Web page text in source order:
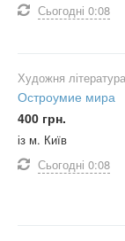
Сьогодні 0:08
Художня література
Остроумие мира
400 грн.
із м. Київ
Сьогодні 0:08